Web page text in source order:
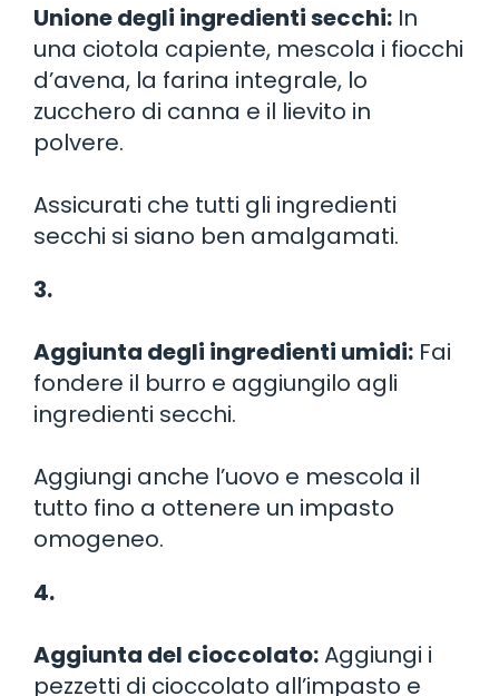
Unione degli ingredienti secchi: In
una ciotola capiente, mescola i fiocchi
d’avena, la farina integrale, lo
zucchero di canna e il lievito in
polvere.
Assicurati che tutti gli ingredienti
secchi si siano ben amalgamati.
3.
Aggiunta degli ingredienti umidi: Fai
fondere il burro e aggiungilo agli
ingredienti secchi.
Aggiungi anche l’uovo e mescola il
tutto fino a ottenere un impasto
omogeneo.
4.
Aggiunta del cioccolato:Aggiungi i
pezzetti di cioccolato all’impasto e